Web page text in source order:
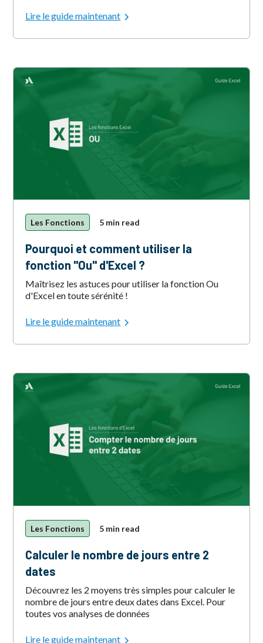
Lire le guide maintenant
Les Fonctions 5 min read
Pourquoi et comment utiliser la
fonction "Ou" d'Excel ?
Maîtrisez les astuces pour utiliser la fonction Ou
d'Excel en toute sérénité !
Lire le guide maintenant
Les Fonctions 5 min read
Calculer le nombre de jours entre 2
dates
Découvrez les 2 moyens très simples pour calculer le
nombre de jours entre deux dates dans Excel. Pour
toutes vos analyses de données
Lire le guide maintenant